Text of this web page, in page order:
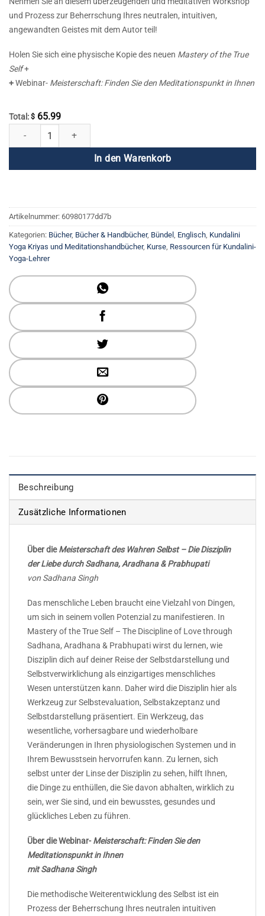
und Prozess zur Beherrschung Ihres neutralen, intuitiven,
angewandten Geistes mit dem Autor teil!
Holen Sie sich eine physische Kopie des neuen Mastery of the True
Self+
+Webinar- Meisterschaft: Finden Sie den Meditationspunkt in Ihnen
Total: $ 65.99
Meditatives Meisterschaftspaket Menge
In den Warenkorb
Artikelnummer: 60980177dd7b
Kategorien: Bücher, Bücher & Handbücher, Bündel , Englisch, Kundalini
Yoga Kriyas und Meditationshandbücher, Kurse, Ressourcen für Kundalini-
Yoga-Lehrer
Beschreibung
Zusätzliche Informationen
Über dieMeisterschaft des Wahren Selbst – Die Disziplin
der Liebe durch Sadhana, Aradhana & Prabhupati
von Sadhana Singh
Das menschliche Leben braucht eine Vielzahl von Dingen,
um sich in seinem vollen Potenzial zu manifestieren. In
Mastery of the True Self – The Discipline of Love through
Sadhana, Aradhana & Prabhupati wirst du lernen, wie
Disziplin dich auf deiner Reise der Selbstdarstellung und
Selbstverwirklichung als einzigartiges menschliches
Wesen unterstützen kann. Daher wird die Disziplin hier als
Werkzeug zur Selbstevaluation, Selbstakzeptanz und
Selbstdarstellung präsentiert. Ein Werkzeug, das
wesentliche, vorhersagbare und wiederholbare
Veränderungen in Ihren physiologischen Systemen und in
Ihrem Bewusstsein hervorrufen kann. Zu lernen, sich
selbst unter der Linse der Disziplin zu sehen, hilft Ihnen,
die Dinge zu enthüllen, die Sie davon abhalten, wirklich zu
sein, wer Sie sind, und ein bewusstes, gesundes und
glückliches Leben zu führen.
Über die Webinar-Meisterschaft: Finden Sie den
Meditationspunkt in Ihnen
mit Sadhana Singh
Die methodische Weiterentwicklung des Selbst ist ein
Prozess der Beherrschung Ihres neutralen intuitiven